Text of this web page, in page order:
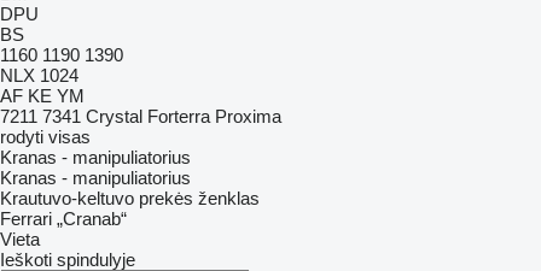
DPU
BS
1160 1190 1390
NLX 1024
AF KE YM
7211 7341 Crystal Forterra Proxima
rodyti visas
Kranas - manipuliatorius
Kranas - manipuliatorius
Krautuvo-keltuvo prekės ženklas
Ferrari „Cranab“
Vieta
Ieškoti spindulyje